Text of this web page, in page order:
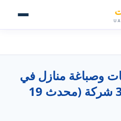
وصباغة منازل في
الإمارات: مقارنة 34 شركة (محدث 19